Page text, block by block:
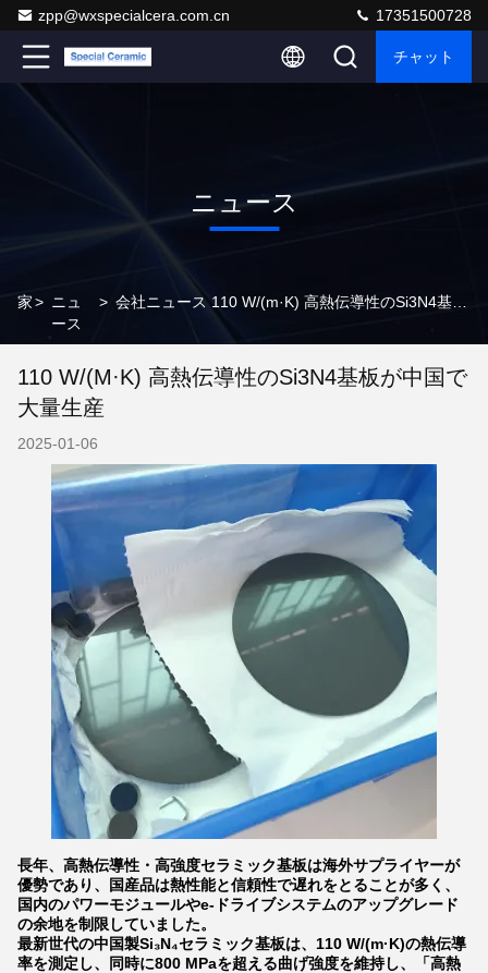
zpp@wxspecialcera.com.cn 17351500728
チャット
ニュース
家> ニュ
ース
> 会社ニュース 110 W/(m·K) 高熱伝導性のSi3N4基板が中国で大量生産
110 W/(m·K) 高熱伝導性のSi3N4基板が中国で
大量生産
2025-01-06
長年、高熱伝導性・高強度セラミック基板は海外サプライヤーが
優勢であり、国産品は熱性能と信頼性で遅れをとることが多く、
国内のパワーモジュールやe-ドライブシステムのアップグレード
の余地を制限していました。
最新世代の中国製Si₃N₄セラミック基板は、110 W/(m·K)の熱伝導
率を測定し、同時に800 MPaを超える曲げ強度を維持し、「高熱